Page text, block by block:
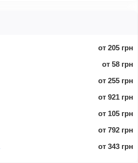
от 205 грн
от 58 грн
от 255 грн
от 921 грн
от 105 грн
от 792 грн
от 343 грн